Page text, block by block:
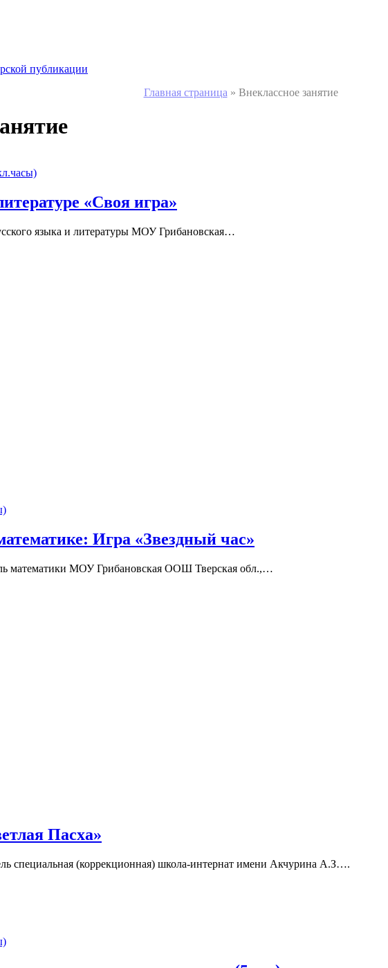
публикации
Главная страница » Внеклассное занятие
«Своя игра»
языка и литературы МОУ Грибановская…
Игра «Звездный час»
математики МОУ Грибановская ООШ Тверская обл.,…
Пасха»
специальная (коррекционная) школа-интернат имени Акчурина А.З….